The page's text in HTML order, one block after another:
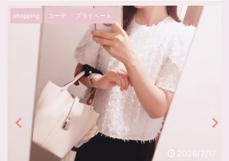
グルメ プライベート 旅行
2026/7/8